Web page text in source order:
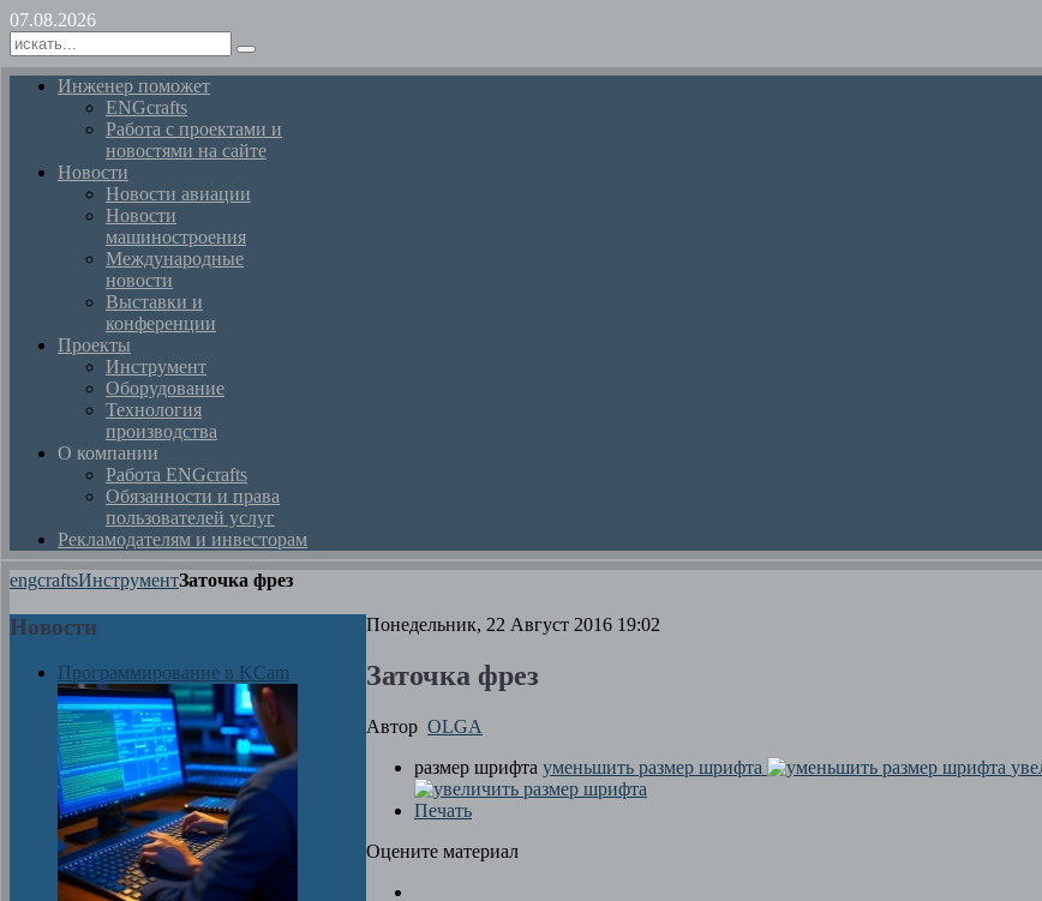
07.08.2026
Инженер поможет
ENGcrafts
Работа с проектами и
новостями на сайте
Новости
Новости авиации
Новости
машиностроения
Международные
новости
Выставки и
конференции
Проекты
Инструмент
Оборудование
Технология
производства
О компании
Работа ENGcrafts
Обязанности и права
пользователей услуг
Рекламодателям и инвесторам
engcraftsИнструментЗаточка фрез
Понедельник, 22 Август 2016 19:02
Заточка фрез
Автор OLGA
размер шрифта уменьшить размер шрифта
Печать
Оцените материал
Новости
Программирование в KCam